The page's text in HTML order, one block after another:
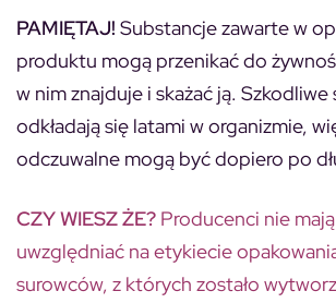
PAMIĘTAJ! Substancje zawarte w
produktu mogą przenikać do
w nim znajduje i skażać ją.
odkładają się latami w organizmie,
odczuwalne mogą być dopiero po
CZY WIESZ ŻE? Producenci nie
uwzględniać na etykiecie
surowców, z których zostało